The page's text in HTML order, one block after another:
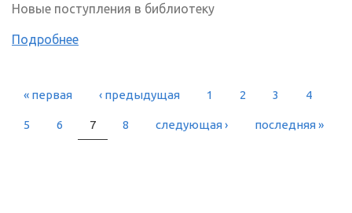
Новые поступления в библиотеку
Подробнее
СТРАНИЦЫ
« первая ‹ предыдущая 1 2 3 4
5 6 7 8 следующая › последняя »